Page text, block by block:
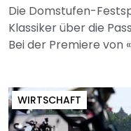
Die Domstufen-
Klassiker über die
Bei der Premiere von
WIRTSCHAFT